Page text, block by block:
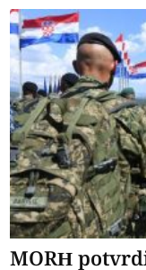
MORH